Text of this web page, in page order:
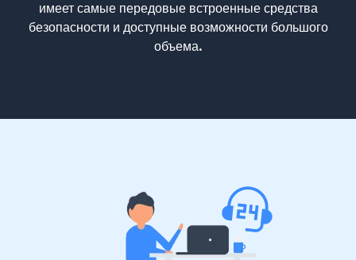
имеет самые передовые встроенные средства
безопасности и доступные возможности большого
объема.